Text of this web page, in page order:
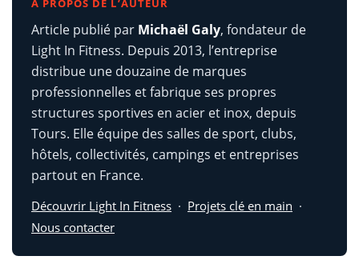
À PROPOS DE L’AUTEUR
Article publié par Michaël Galy, fondateur de
Light In Fitness. Depuis 2013, l’entreprise
distribue une douzaine de marques
professionnelles et fabrique ses propres
structures sportives en acier et inox, depuis
Tours. Elle équipe des salles de sport, clubs,
hôtels, collectivités, campings et entreprises
partout en France.
Découvrir Light In Fitness · Projets clé en main ·
Nous contacter